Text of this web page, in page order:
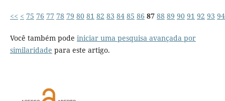
<< < 75 76 77 78 79 80 81 82 83 84 85 86 87 88 89 90 91 92 93 94
Você também pode iniciar uma pesquisa avançada por
similaridade para este artigo.